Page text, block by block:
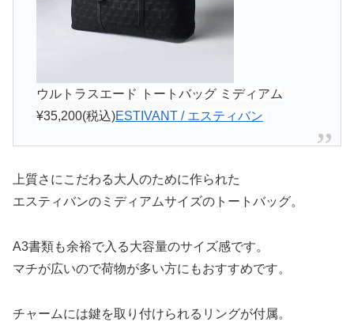
ウルトラスエード トートバッグ ミディアム
¥35,200(税込)ESTIVANT / エスティバン
上質さにこだわる大人のために作られた
エスティバンのミディアムサイズのトートバッグ。
A3書類も余裕で入る大容量のサイズ感です。
マチが広いので荷物が多い方にもおすすめです。
チャームには鍵を取り付けられるリングが付属。